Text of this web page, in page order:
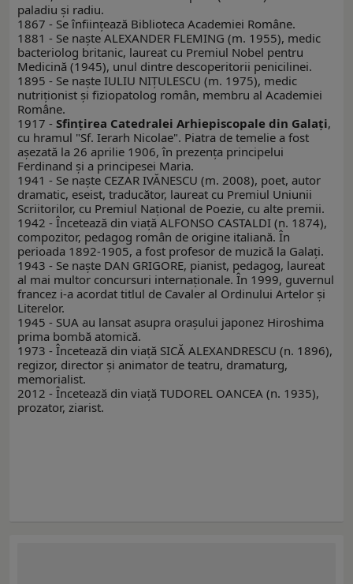
paladiu şi radiu.
1867 - Se înfiinţează Biblioteca Academiei Române.
1881 - Se naşte ALEXANDER FLEMING (m. 1955), medic
bacteriolog britanic, laureat cu Premiul Nobel pentru
Medicină (1945), unul dintre descoperitorii penicilinei.
1895 - Se naște IULIU NIȚULESCU (m. 1975), medic
nutriționist și fiziopatolog român, membru al Academiei
Române.
1917 - Sfinţirea Catedralei Arhiepiscopale din Galaţi,
cu hramul "Sf. Ierarh Nicolae". Piatra de temelie a fost
aşezată la 26 aprilie 1906, în prezenţa principelui
Ferdinand şi a principesei Maria.
1941 - Se naşte CEZAR IVĂNESCU (m. 2008), poet, autor
dramatic, eseist, traducător, laureat cu Premiul Uniunii
Scriitorilor, cu Premiul Naţional de Poezie, cu alte premii.
1942 - Încetează din viaţă ALFONSO CASTALDI (n. 1874),
compozitor, pedagog român de origine italiană. În
perioada 1892-1905, a fost profesor de muzică la Galaţi.
1943 - Se naşte DAN GRIGORE, pianist, pedagog, laureat
al mai multor concursuri internaţionale. În 1999, guvernul
francez i-a acordat titlul de Cavaler al Ordinului Artelor şi
Literelor.
1945 - SUA au lansat asupra oraşului japonez Hiroshima
prima bombă atomică.
1973 - Încetează din viaţă SICĂ ALEXANDRESCU (n. 1896),
regizor, director şi animator de teatru, dramaturg,
memorialist.
2012 - Încetează din viaţă TUDOREL OANCEA (n. 1935),
prozator, ziarist.